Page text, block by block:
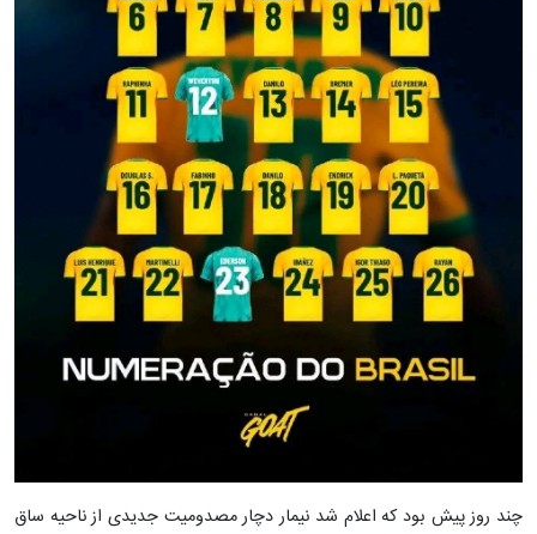
چند روز پیش بود که اعلام شد نیمار دچار مصدومیت جدیدی از ناحیه ساق